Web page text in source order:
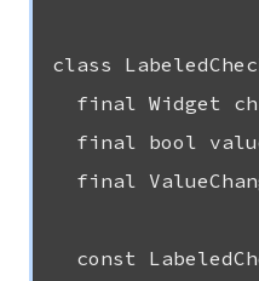
class
final Widget
final bool
final
const